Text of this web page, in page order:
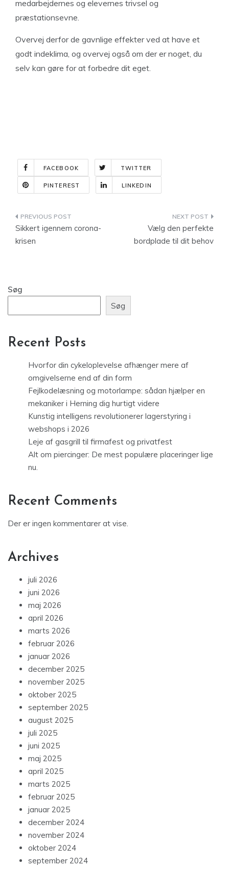
medarbejdernes og elevernes trivsel og
præstationsevne.
Overvej derfor de gavnlige effekter ved at have et
godt indeklima, og overvej også om der er noget, du
selv kan gøre for at forbedre dit eget.
FACEBOOK TWITTER
PINTEREST LINKEDIN
Indlægsnavigation
Sikkert igennem corona-
krisen
Vælg den perfekte
bordplade til dit behov
Søg
Søg
Recent Posts
Hvorfor din cykeloplevelse afhænger mere af
omgivelserne end af din form
Fejlkodelæsning og motorlampe: sådan hjælper en
mekaniker i Herning dig hurtigt videre
Kunstig intelligens revolutionerer lagerstyring i
webshops i 2026
Leje af gasgrill til firmafest og privatfest
Alt om piercinger: De mest populære placeringer lige
nu.
Recent Comments
Der er ingen kommentarer at vise.
Archives
juli 2026
juni 2026
maj 2026
april 2026
marts 2026
februar 2026
januar 2026
december 2025
november 2025
oktober 2025
september 2025
august 2025
juli 2025
juni 2025
maj 2025
april 2025
marts 2025
februar 2025
januar 2025
december 2024
november 2024
oktober 2024
september 2024